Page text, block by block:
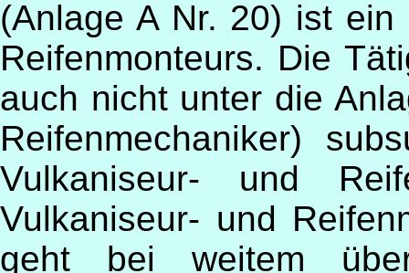
(Anlage A Nr. 20) ist
Reifenmonteurs. Die
auch nicht unter die
Reifenmechaniker)
Vulkaniseur- und
Vulkaniseur- und
geht bei weitem